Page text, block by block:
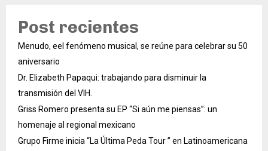
Post recientes
Menudo, eel fenómeno musical, se reúne para celebrar su 50
aniversario
Dr. Elizabeth Papaqui: trabajando para disminuir la
transmisión del VIH.
Griss Romero presenta su EP “Si aún me piensas”: un
homenaje al regional mexicano
Grupo Firme inicia “La Última Peda Tour ” en Latinoamericana